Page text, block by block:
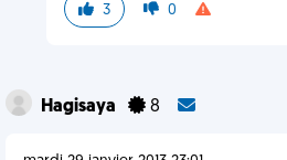
3 0
Hagisaya 8